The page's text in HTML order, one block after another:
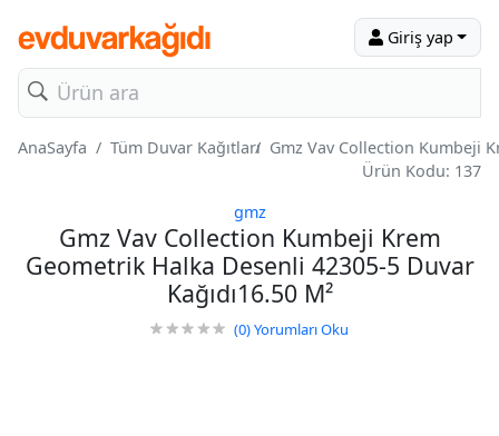
Giriş yap
AnaSayfa Tüm Duvar Kağıtları Gmz Vav Collection Kumbeji
Ürün Kodu: 137
gmz
Gmz Vav Collection Kumbeji Krem
Geometrik Halka Desenli 42305-5 Duvar
Kağıdı16.50 M²
(0)Yorumları Oku